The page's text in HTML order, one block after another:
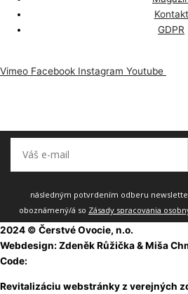
Kontakt
GDPR
Vimeo Facebook Instagram Youtube
následným potvrdením odberu
oboznámený/á so Zásady spracovania
2024 © Čerstvé Ovocie, n.o.
Webdesign: Zdeněk Růžička & Miša
Code:
Revitalizáciu webstránky z verejných